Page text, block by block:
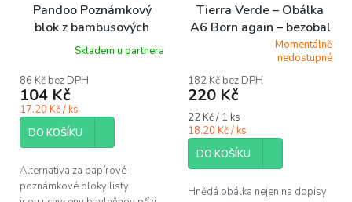
Pandoo Poznámkový
blok z bambusových
vláken A5 5 ks
Skladem u partnera
86 Kč bez DPH
104 Kč
17.20 Kč / ks
DO KOŠÍKU
Alternativa za papírové
poznámkové bloky listy
Tierra Verde – Obálka
A6 Born again – bezobal
10 ks (Born Again), 10
produktu
je
z
5
hvězdiček.
Momentálně
nedostupné
182 Kč bez DPH
220 Kč
Měrná
cena:
22 Kč / 1 ks
18.20 Kč / ks
DO KOŠÍKU
Hnědá obálka nejen na dopisy